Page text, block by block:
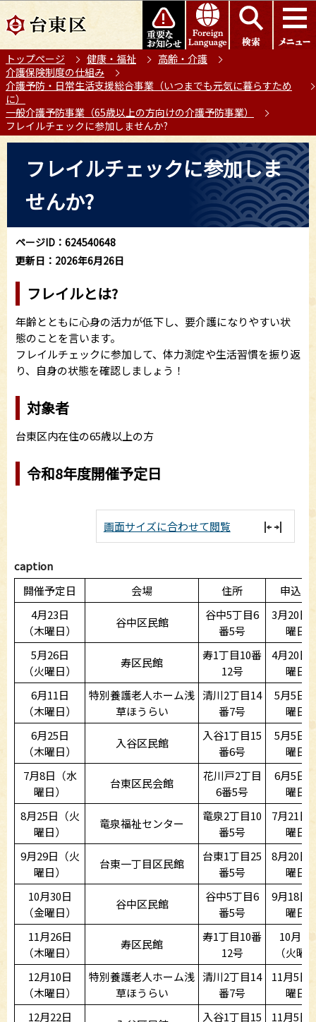
の
ー
ジ
の
先
頭
このページの本文へ移動
トップページ 健康・福祉
高齢・介護
介護保険制度の仕組み
介護予防・日常生活支援総合事業（いつまでも元気に暮らすため
に）
一般介護予防事業（65歳以上の方向けの介護予防事業）
フレイルチェックに参加しませんか?
ら
フレイルチェックに参加しま
せんか?
ページID：624540648
更新日：2026年6月26日
フレイルとは?
年齢とともに心身の活力が低下し、要介護になりやすい状
態のことを言います。
フレイルチェックに参加して、体力測定や生活習慣を振り返
り、自身の状態を確認しましょう！
対象者
台東区内在住の65歳以上の方
令和8年度開催予定日
画面サイズに合わせて閲覧
caption
開催予定日
会場 住所
申込開
4月23日
（木曜日）
谷中区民館
谷中5丁目6
番5号
3月20日
曜日
5月26日
（火曜日）
寿区民館
寿1丁目10番
12号
4月20日
曜日
6月11日
（木曜日）
特別養護老人ホーム浅
草ほうらい
清川2丁目14
番7号
5月5日
曜日
6月25日
（木曜日）
入谷区民館
入谷1丁目15
番6号
5月5日
曜日
7月8日（水
曜日）
台東区民会館
花川戸2丁目
6番5号
6月5日
曜日
8月25日（火
曜日）
竜泉福祉センター
竜泉2丁目10
番5号
7月21日
曜日
9月29日（火
曜日）
台東一丁目区民館
台東1丁目25
番5号
8月20日
曜日
10月30日
（金曜日）
谷中区民館
谷中5丁目6
番5号
9月18日
曜日
11月26日
（木曜日）
寿区民館
寿1丁目10番
12号
10月20
（火曜
12月10日
（木曜日）
特別養護老人ホーム浅
草ほうらい
清川2丁目14
番7号
11月5日
曜日
12月22日
入谷1丁目15
11月5日